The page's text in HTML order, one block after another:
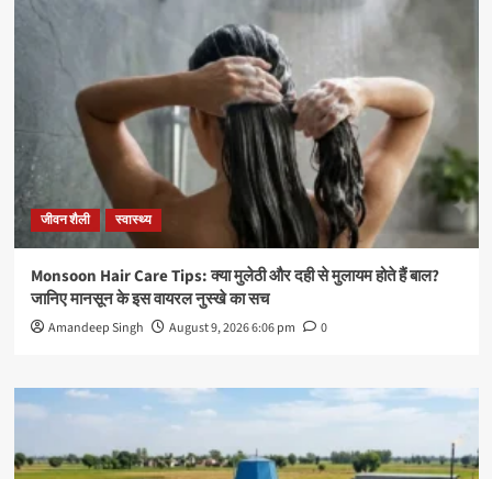
जीवन शैली स्वास्थ्य
Monsoon Hair Care Tips: क्या मुलेठी और दही से मुलायम होते हैं बाल?
जानिए मानसून के इस वायरल नुस्खे का सच
Amandeep Singh August 9, 2026 6:06 pm 0